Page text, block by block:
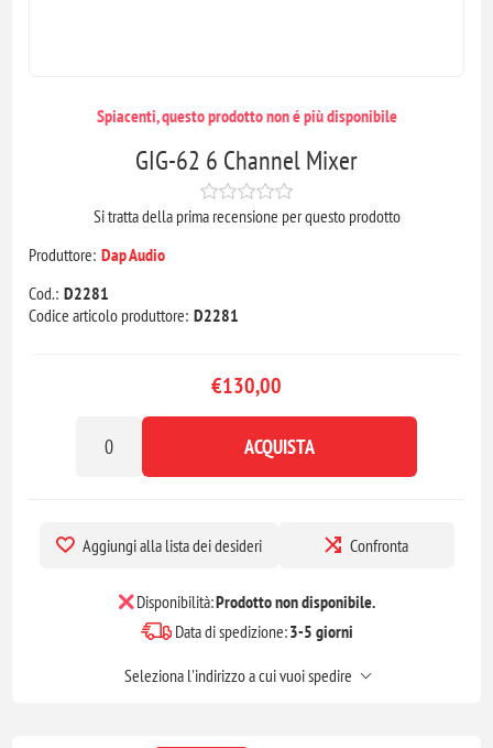
Spiacenti, questo prodotto non é più disponibile
GIG-62 6 Channel Mixer
Si tratta della prima recensione per questo prodotto
Produttore: Dap Audio
Cod.: D2281
Codice articolo produttore: D2281
€130,00
ACQUISTA
Aggiungi alla lista dei desideri Confronta
Disponibilità:Prodotto non disponibile.
Data di spedizione:3-5 giorni
Seleziona l'indirizzo a cui vuoi spedire